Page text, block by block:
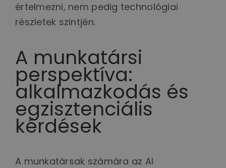
értelmezni, nem pedig technológiai
részletek szintjén.
A munkatársi
perspektíva:
alkalmazkodás és
egzisztenciális
kérdések
A munkatársak számára az AI